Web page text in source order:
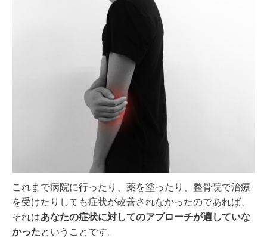
これまで病院に行ったり、薬を塗ったり、整骨院で治療
を受けたりしても症状が改善されなかったのであれば、
それはあなたの症状に対してのアプローチが適していな
かったということです。